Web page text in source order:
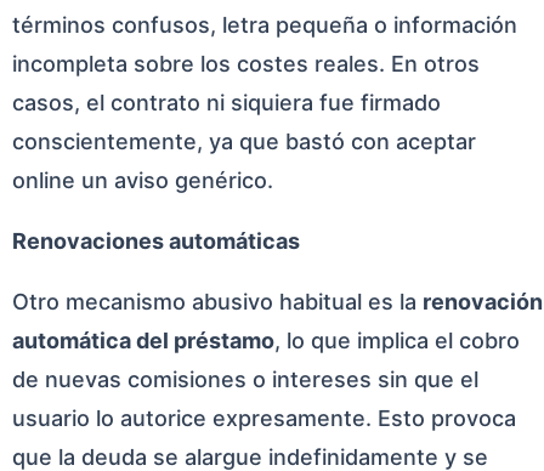
términos confusos, letra pequeña o información
incompleta sobre los costes reales. En otros
casos, el contrato ni siquiera fue firmado
conscientemente, ya que bastó con aceptar
online un aviso genérico.
Renovaciones automáticas
Otro mecanismo abusivo habitual es la renovación
automática del préstamo, lo que implica el cobro
de nuevas comisiones o intereses sin que el
usuario lo autorice expresamente. Esto provoca
que la deuda se alargue indefinidamente y se